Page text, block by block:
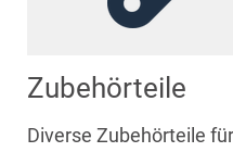
Zubehörteile
Diverse Zubehörteile